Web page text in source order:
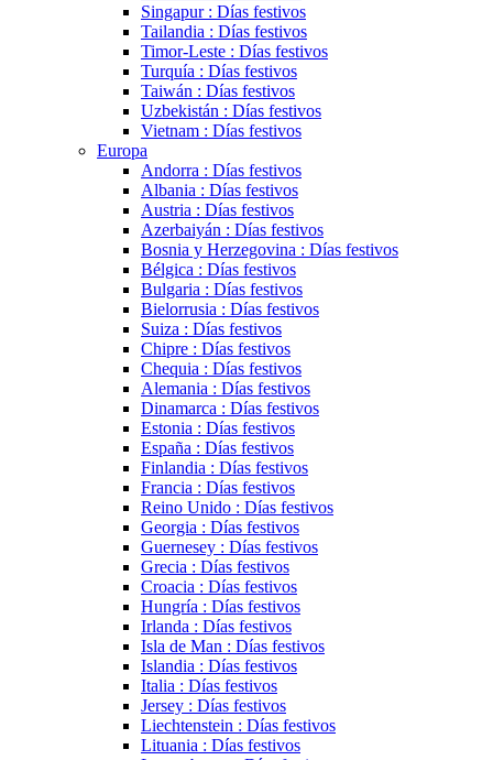
Singapur : Días festivos
Tailandia : Días festivos
Timor-Leste : Días festivos
Turquía : Días festivos
Taiwán : Días festivos
Uzbekistán : Días festivos
Vietnam : Días festivos
Europa
Andorra : Días festivos
Albania : Días festivos
Austria : Días festivos
Azerbaiyán : Días festivos
Bosnia y Herzegovina : Días festivos
Bélgica : Días festivos
Bulgaria : Días festivos
Bielorrusia : Días festivos
Suiza : Días festivos
Chipre : Días festivos
Chequia : Días festivos
Alemania : Días festivos
Dinamarca : Días festivos
Estonia : Días festivos
España : Días festivos
Finlandia : Días festivos
Francia : Días festivos
Reino Unido : Días festivos
Georgia : Días festivos
Guernesey : Días festivos
Grecia : Días festivos
Croacia : Días festivos
Hungría : Días festivos
Irlanda : Días festivos
Isla de Man : Días festivos
Islandia : Días festivos
Italia : Días festivos
Jersey : Días festivos
Liechtenstein : Días festivos
Lituania : Días festivos